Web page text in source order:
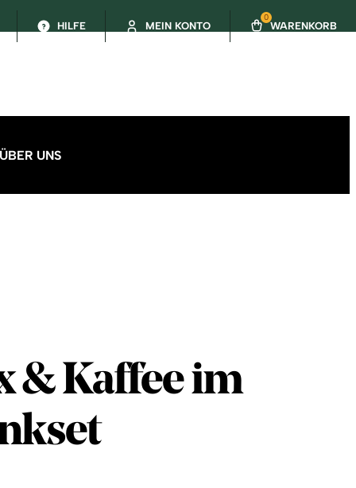
HILFE MEIN KONTO
0
WARENKORB
ÜBER UNS
& Kaffee im